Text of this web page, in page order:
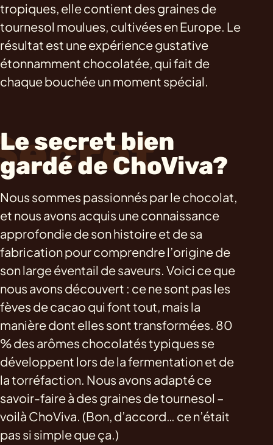
tropiques, elle contient des graines de
tournesol moulues, cultivées en Europe. Le
résultat est une expérience gustative
étonnamment chocolatée, qui fait de
chaque bouchée un moment spécial.
Le secret bien
gardé de ChoViva?
Nous sommes passionnés par le chocolat,
et nous avons acquis une connaissance
approfondie de son histoire et de sa
fabrication pour comprendre l’origine de
son large éventail de saveurs. Voici ce que
nous avons découvert : ce ne sont pas les
fèves de cacao qui font tout, mais la
manière dont elles sont transformées. 80
% des arômes chocolatés typiques se
développent lors de la fermentation et de
la torréfaction. Nous avons adapté ce
savoir-faire à des graines de tournesol –
voilà ChoViva. (Bon, d’accord… ce n’était
pas si simple que ça.)